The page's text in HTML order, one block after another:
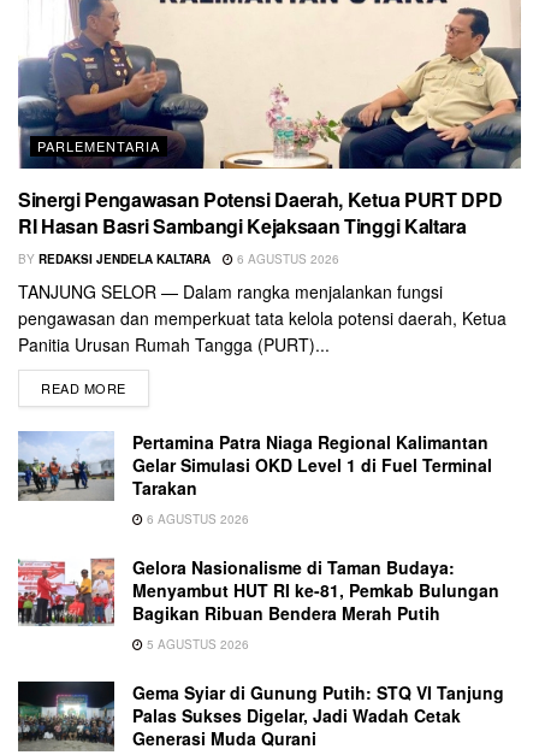
PARLEMENTARIA
Sinergi Pengawasan Potensi Daerah, Ketua PURT DPD
RI Hasan Basri Sambangi Kejaksaan Tinggi Kaltara
BY REDAKSI JENDELA KALTARA 6 AGUSTUS 2026
TANJUNG SELOR — Dalam rangka menjalankan fungsi
pengawasan dan memperkuat tata kelola potensi daerah, Ketua
Panitia Urusan Rumah Tangga (PURT)...
READ MORE
Pertamina Patra Niaga Regional Kalimantan
Gelar Simulasi OKD Level 1 di Fuel Terminal
Tarakan
6 AGUSTUS 2026
Gelora Nasionalisme di Taman Budaya:
Menyambut HUT RI ke-81, Pemkab Bulungan
Bagikan Ribuan Bendera Merah Putih
5 AGUSTUS 2026
Gema Syiar di Gunung Putih: STQ VI Tanjung
Palas Sukses Digelar, Jadi Wadah Cetak
Generasi Muda Qurani